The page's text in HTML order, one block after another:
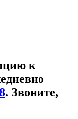
к
. Звоните,